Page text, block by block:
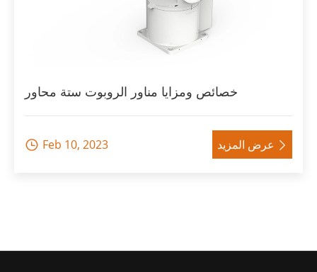
خصائص ومزايا مناور الروبوت ستة محاور
 Feb 10, 2023 عرض المزيد 